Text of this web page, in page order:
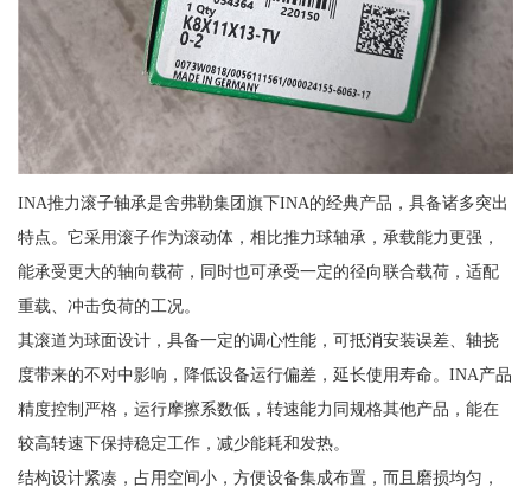
INA推力滚子轴承是舍弗勒集团旗下INA的经典产品，具备诸多突出
特点。它采用滚子作为滚动体，相比推力球轴承，承载能力更强，
能承受更大的轴向载荷，同时也可承受一定的径向联合载荷，适配
重载、冲击负荷的工况。
其滚道为球面设计，具备一定的调心性能，可抵消安装误差、轴挠
度带来的不对中影响，降低设备运行偏差，延长使用寿命。INA产品
精度控制严格，运行摩擦系数低，转速能力同规格其他产品，能在
较高转速下保持稳定工作，减少能耗和发热。
结构设计紧凑，占用空间小，方便设备集成布置，而且磨损均匀，